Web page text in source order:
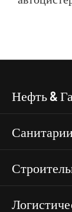
Нефть &